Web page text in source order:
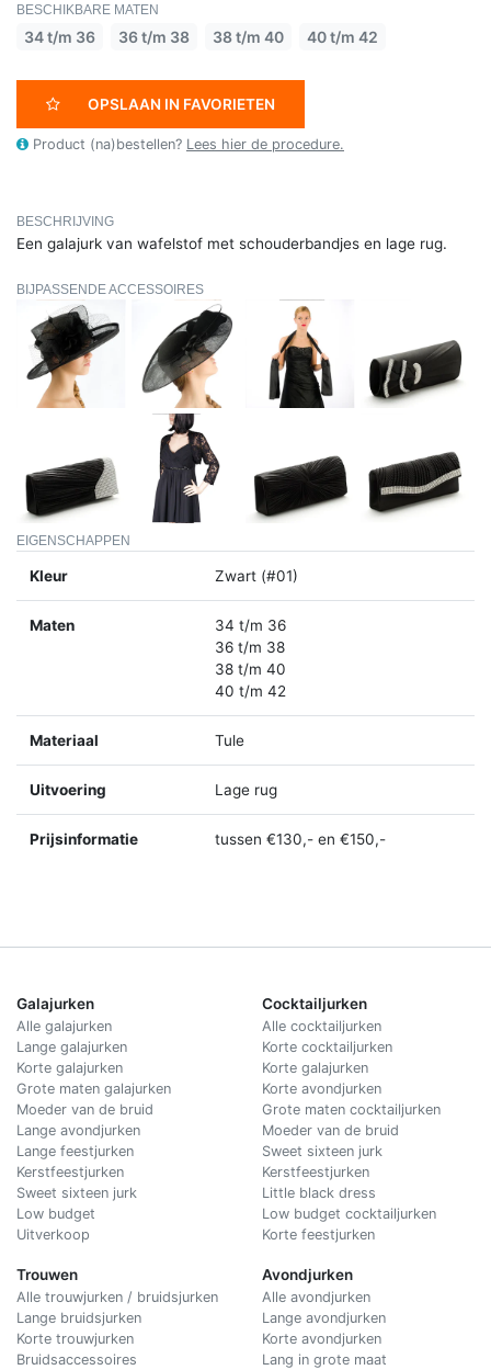
BESCHIKBARE MATEN
34 t/m 36 36 t/m 38 38 t/m 40 40 t/m 42
OPSLAAN IN FAVORIETEN
Product (na)bestellen? Lees hier de procedure.
BESCHRIJVING
Een galajurk van wafelstof met schouderbandjes en lage rug.
BIJPASSENDE ACCESSOIRES
EIGENSCHAPPEN
Kleur Zwart (#01)
Maten
34 t/m 36
36 t/m 38
38 t/m 40
40 t/m 42
Materiaal Tule
Uitvoering Lage rug
Prijsinformatie tussen €130,- en €150,-
Galajurken
Alle galajurken
Lange galajurken
Korte galajurken
Grote maten galajurken
Moeder van de bruid
Lange avondjurken
Lange feestjurken
Kerstfeestjurken
Sweet sixteen jurk
Low budget
Uitverkoop
Trouwen
Alle trouwjurken / bruidsjurken
Lange bruidsjurken
Korte trouwjurken
Bruidsaccessoires
Cocktailjurken
Alle cocktailjurken
Korte cocktailjurken
Korte galajurken
Korte avondjurken
Grote maten cocktailjurken
Moeder van de bruid
Sweet sixteen jurk
Kerstfeestjurken
Little black dress
Low budget cocktailjurken
Korte feestjurken
Avondjurken
Alle avondjurken
Lange avondjurken
Korte avondjurken
Lang in grote maat